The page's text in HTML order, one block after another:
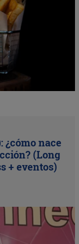
¿cómo nace
(Long
+ eventos)